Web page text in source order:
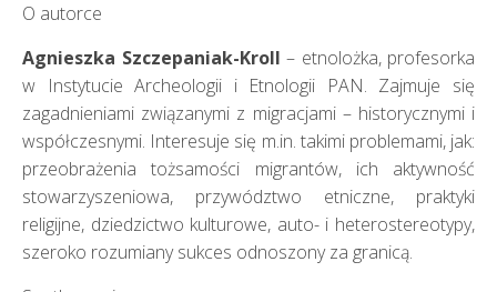
O autorce
Agnieszka Szczepaniak-Kroll – etnolożka, profesorka
w Instytucie Archeologii i Etnologii PAN. Zajmuje się
zagadnieniami związanymi z migracjami – historycznymi i
współczesnymi. Interesuje się m.in. takimi problemami, jak:
przeobrażenia tożsamości migrantów, ich aktywność
stowarzyszeniowa, przywództwo etniczne, praktyki
religijne, dziedzictwo kulturowe, auto- i heterostereotypy,
szeroko rozumiany sukces odnoszony za granicą.